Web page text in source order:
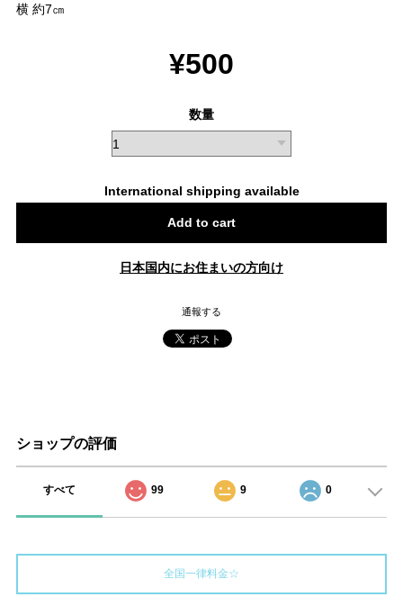
横 約7㎝
¥500
数量
International shipping available
Add to cart
日本国内にお住まいの方向け
通報する
ショップの評価
すべて 99 9 0
全国一律料金☆